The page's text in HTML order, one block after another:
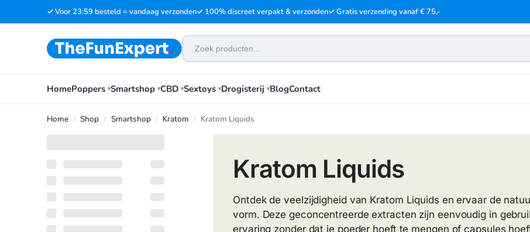
✓ Voor 23:59 besteld = vandaag verzonden✓ 100% discreet verpakt & verzonden✓ Gratis verzending vanaf € 75,-
HomePoppers Smartshop CBD Sextoys Drogisterij BlogContact
Home / Shop / Smartshop / Kratom / Kratom Liquids
Kratom Liquids
Ontdek de veelzijdigheid van Kratom Liquids en ervaar de
vorm. Deze geconcentreerde extracten zijn eenvoudig in
ervaring zonder dat je poeder hoeft te mengen of capsules